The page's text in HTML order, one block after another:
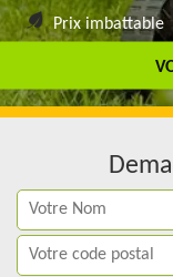
Prix imbattable
Travail de